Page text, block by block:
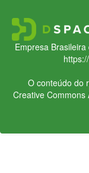
Empresa
O conteúdo do
Creative Commons